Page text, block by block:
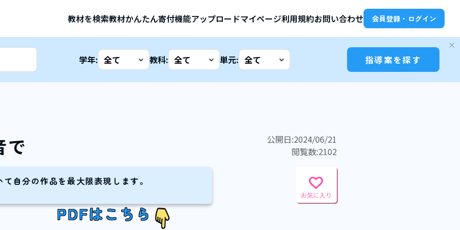
教材を検索教材かんたん寄付機能アップロードマイページ利用規約お問い合わせ 会員登録・ログイン
学年: 教科: 単元: 指導案を探す
で
公開日:2024/06/21
閲覧数:2102
自分の作品を最大限表現します。
お気に入り
PDFはこちら